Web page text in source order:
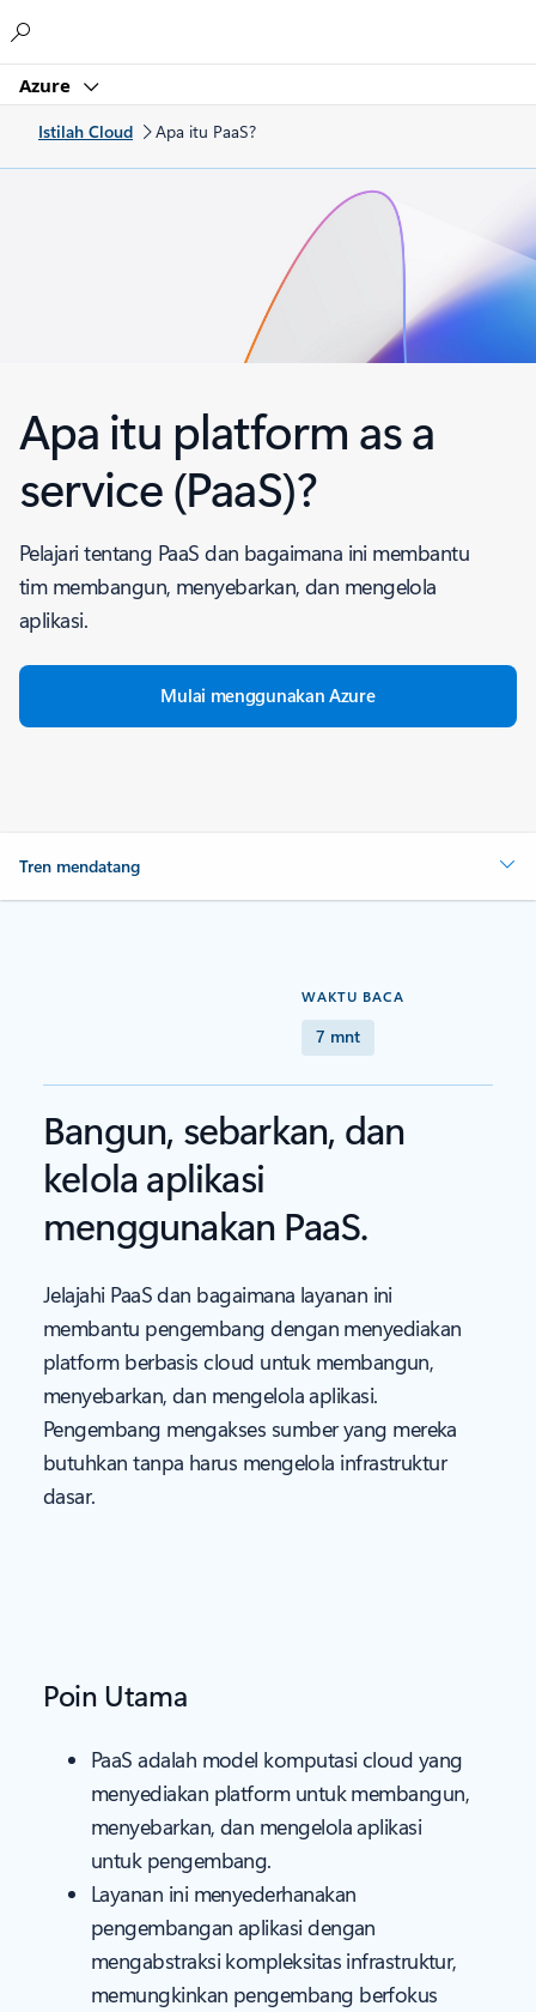
Azure
Istilah Cloud Apa itu PaaS?
Apa itu platform as a
service (PaaS)?
Pelajari tentang PaaS dan bagaimana ini membantu
tim membangun, menyebarkan, dan mengelola
aplikasi.
Mulai menggunakan Azure
Tren mendatang
WAKTU BACA
7 mnt
Bangun, sebarkan, dan
kelola aplikasi
menggunakan PaaS.
Jelajahi PaaS dan bagaimana layanan ini
membantu pengembang dengan menyediakan
platform berbasis cloud untuk membangun,
menyebarkan, dan mengelola aplikasi.
Pengembang mengakses sumber yang mereka
butuhkan tanpa harus mengelola infrastruktur
dasar.
Poin Utama
PaaS adalah model komputasi cloud yang
menyediakan platform untuk membangun,
menyebarkan, dan mengelola aplikasi
untuk pengembang.
Layanan ini menyederhanakan
pengembangan aplikasi dengan
mengabstraksi kompleksitas infrastruktur,
memungkinkan pengembang berfokus